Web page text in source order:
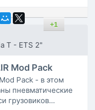
+1
T - ETS 2"
Mod Pack
Pack - в этом
пневматические
грузовиков...